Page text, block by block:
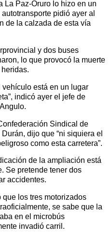
La Paz-Oruro lo hizo en un
pidió ayer al
de la calzada de esta vía
y dos buses
lo que provocó la muerte
vehículo está en un lugar
indicó ayer el jefe de
Sindical de
dijo que “ni siquiera el
como esta carretera”.
de la ampliación está
Se pretende tener dos
accidentes.
que los tres motorizados
se sabe que la
en el microbús
invadió carril.